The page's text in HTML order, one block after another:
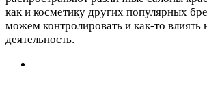
как и косметику других популярных
можем контролировать и как-то влиять
деятельность.